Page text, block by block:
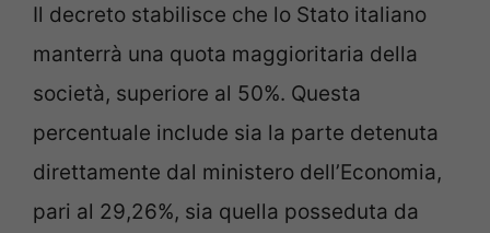
Il decreto stabilisce che lo Stato italiano
manterrà una quota maggioritaria della
società, superiore al 50%. Questa
percentuale include sia la parte detenuta
direttamente dal ministero dell’Economia,
pari al 29,26%, sia quella posseduta da